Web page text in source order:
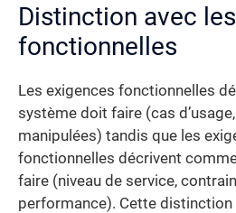
Distinction avec
fonctionnelles
Les exigences fonctionnelles
système doit faire (cas
manipulées) tandis que les
fonctionnelles décrivent
faire (niveau de service,
performance). Cette